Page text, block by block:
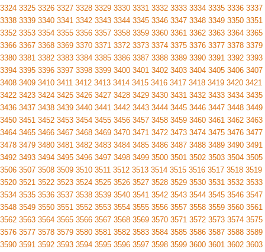
3324 3325 3326 3327 3328 3329 3330 3331 3332 3333 3334 3335 3336 3337
3338 3339 3340 3341 3342 3343 3344 3345 3346 3347 3348 3349 3350 3351
3352 3353 3354 3355 3356 3357 3358 3359 3360 3361 3362 3363 3364 3365
3366 3367 3368 3369 3370 3371 3372 3373 3374 3375 3376 3377 3378 3379
3380 3381 3382 3383 3384 3385 3386 3387 3388 3389 3390 3391 3392 3393
3394 3395 3396 3397 3398 3399 3400 3401 3402 3403 3404 3405 3406 3407
3408 3409 3410 3411 3412 3413 3414 3415 3416 3417 3418 3419 3420 3421
3422 3423 3424 3425 3426 3427 3428 3429 3430 3431 3432 3433 3434 3435
3436 3437 3438 3439 3440 3441 3442 3443 3444 3445 3446 3447 3448 3449
3450 3451 3452 3453 3454 3455 3456 3457 3458 3459 3460 3461 3462 3463
3464 3465 3466 3467 3468 3469 3470 3471 3472 3473 3474 3475 3476 3477
3478 3479 3480 3481 3482 3483 3484 3485 3486 3487 3488 3489 3490 3491
3492 3493 3494 3495 3496 3497 3498 3499 3500 3501 3502 3503 3504 3505
3506 3507 3508 3509 3510 3511 3512 3513 3514 3515 3516 3517 3518 3519
3520 3521 3522 3523 3524 3525 3526 3527 3528 3529 3530 3531 3532 3533
3534 3535 3536 3537 3538 3539 3540 3541 3542 3543 3544 3545 3546 3547
3548 3549 3550 3551 3552 3553 3554 3555 3556 3557 3558 3559 3560 3561
3562 3563 3564 3565 3566 3567 3568 3569 3570 3571 3572 3573 3574 3575
3576 3577 3578 3579 3580 3581 3582 3583 3584 3585 3586 3587 3588 3589
3590 3591 3592 3593 3594 3595 3596 3597 3598 3599 3600 3601 3602 3603